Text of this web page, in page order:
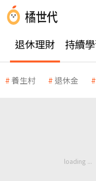
退休理財 持續
養生村 退休金